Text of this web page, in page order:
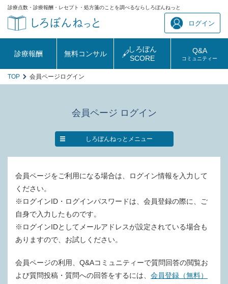
診療点数・診療報酬・レセプト・処方箋のことを調べるならしろぼんねっと
ログイン
診療報酬 無料コンサル
しろぼん
SCORE
Q&A
コミュニティー
TOP 会員ページログイン
会員ページ ログイン
しろぼんねっとメニュー
会員ページをご利用になる場合は、ログイン情報を入力して
ください。
※ログインID・ログインパスワードは、会員登録の際に、ご
自身で入力したものです。
※ログインIDとしてメールアドレスが設定されている場合も
ありますので、お試しください。
会員ページの利用、Q&Aコミュニティーで質問回答の閲覧お
よび質問投稿・質問への回答をするには、 会員登録（無料）